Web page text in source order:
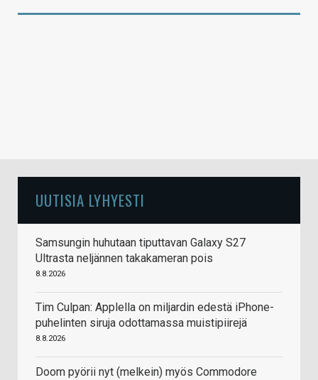
UUTISIA LYHYESTI
Samsungin huhutaan tiputtavan Galaxy S27
Ultrasta neljännen takakameran pois
8.8.2026
Tim Culpan: Applella on miljardin edestä iPhone-
puhelinten siruja odottamassa muistipiirejä
8.8.2026
Doom pyörii nyt (melkein) myös Commodore